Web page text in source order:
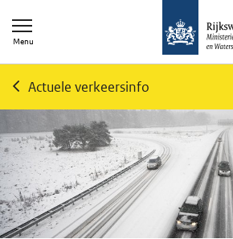
Menu
Actuele verkeersinfo